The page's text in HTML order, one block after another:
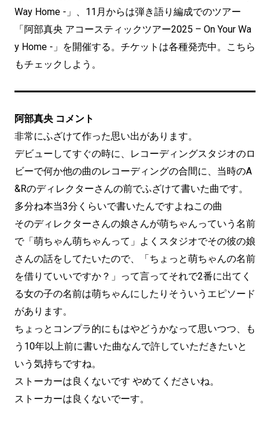
Way Home -」、11月からは弾き語り編成でのツアー
「阿部真央 アコースティックツアー2025 – On Your Wa
y Home -」を開催する。チケットは各種発売中。こちら
もチェックしよう。
阿部真央 コメント
非常にふざけて作った思い出があります。
デビューしてすぐの時に、レコーディングスタジオのロ
ビーで何か他の曲のレコーディングの合間に、当時のA
&Rのディレクターさんの前でふざけて書いた曲です。
多分ね本当3分くらいで書いたんですよねこの曲
そのディレクターさんの娘さんが萌ちゃんっていう名前
で「萌ちゃん萌ちゃんって」よくスタジオでその彼の娘
さんの話をしてたいたので、「ちょっと萌ちゃんの名前
を借りていいですか？」って言ってそれで2番に出てく
る女の子の名前は萌ちゃんにしたりそういうエピソード
があります。
ちょっとコンプラ的にもはやどうかなって思いつつ、も
う10年以上前に書いた曲なんで許していただきたいと
いう気持ちですね。
ストーカーは良くないです やめてくださいね。
ストーカーは良くないでーす。